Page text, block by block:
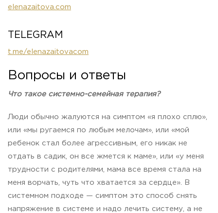
elenazaitova.com
TELEGRAM
t.me/elenazaitovacom
Вопросы и ответы
Что такое системно-семейная терапия?
Люди обычно жалуются на симптом «я плохо сплю»,
или «мы ругаемся по любым мелочам», или «мой
ребенок стал более агрессивным, его никак не
отдать в садик, он все жмется к маме», или «у меня
трудности с родителями, мама все время стала на
меня ворчать, чуть что хватается за сердце». В
системном подходе — симптом это способ снять
напряжение в системе и надо лечить систему, а не